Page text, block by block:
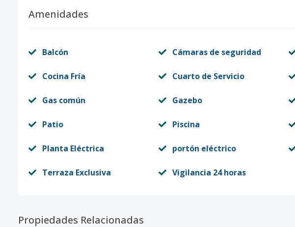
Amenidades
Balcón Cámaras de seguridad
Cocina Fría Cuarto de Servicio
Gas común Gazebo
Patio Piscina
Planta Eléctrica portón eléctrico
Terraza Exclusiva Vigilancia 24 horas
Propiedades Relacionadas